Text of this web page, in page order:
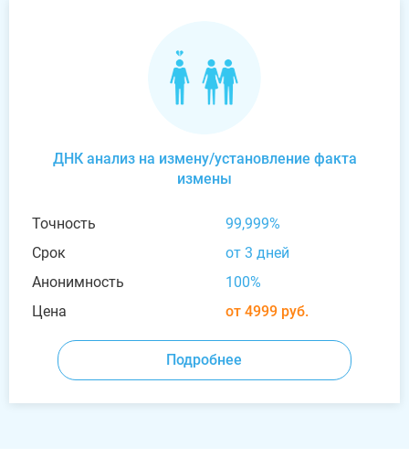
ДНК анализ на измену/установление факта
измены
Точность
99,999%
Срок
от 3 дней
Анонимность
100%
Цена
от 4999 руб.
Подробнее